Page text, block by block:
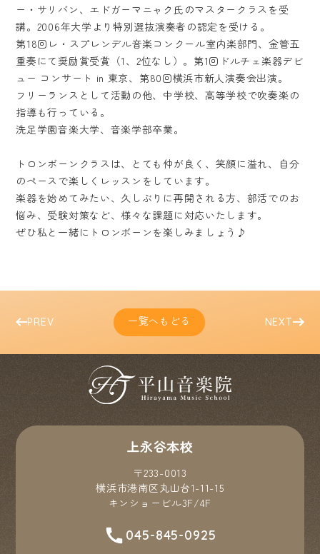
ー・サリバン、エドガーマニャク氏のマスタークラスを受
講。2006年大学より特別選抜演奏者の認定を受ける。
第18回レ・スプレンデル音楽コンクール室内楽部門、金管五
重奏にて奨励賞受賞（1、2位なし）。第1回ドルチェ楽器デビ
ュー コンサート in 東京、第80回横浜市新人演奏会出演。
フリーランスとして活動の他、中学校、高等学校で吹奏楽の
指導も行っている。
洗足学園音楽大学、音楽学部卒業。
トロンボーンクラスは、とても仲が良く、笑顔に溢れ、自分
のペースで楽しくレッスンをしています。
楽器を始めてみたい、久しぶりに再開される方、部活でのお
悩み、受験対策など、様々な課題に対応いたします。
ぜひ私と一緒にトロンボーンを楽しみましょう♪
PREV 一覧へもどる NEXT
上永谷本校
〒233-0013
横浜市港南区丸山台1-11-15
キンショービル3F/4F
045-845-0925